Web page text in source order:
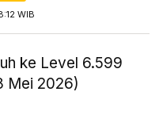
WIB
ke Level 6.599
Mei 2026)